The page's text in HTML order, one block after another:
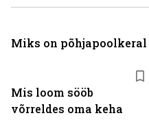
Mis loom sööb
võrreldes oma keha
Miks on